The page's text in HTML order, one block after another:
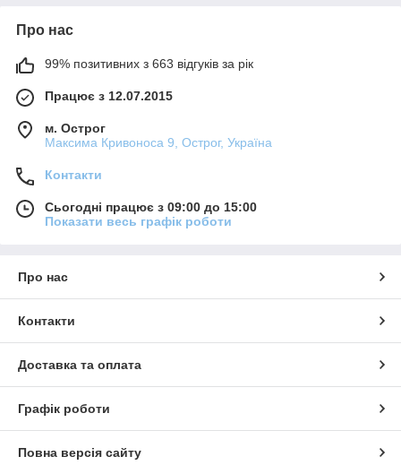
Про нас
99% позитивних з 663 відгуків за рік
Працює з 12.07.2015
м. Острог
Максима Кривоноса 9, Острог, Україна
Контакти
Сьогодні працює з 09:00 до 15:00
Показати весь графік роботи
Про нас
Контакти
Доставка та оплата
Графік роботи
Повна версія сайту